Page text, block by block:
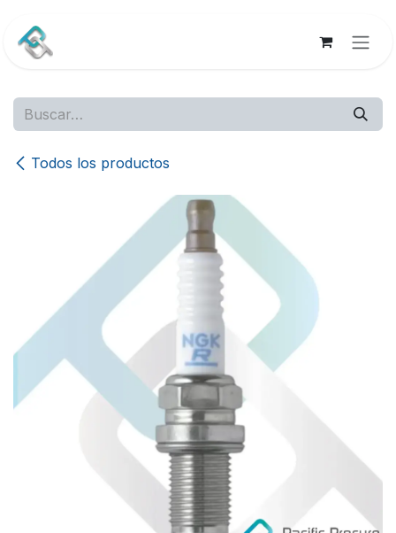
Todos los productos